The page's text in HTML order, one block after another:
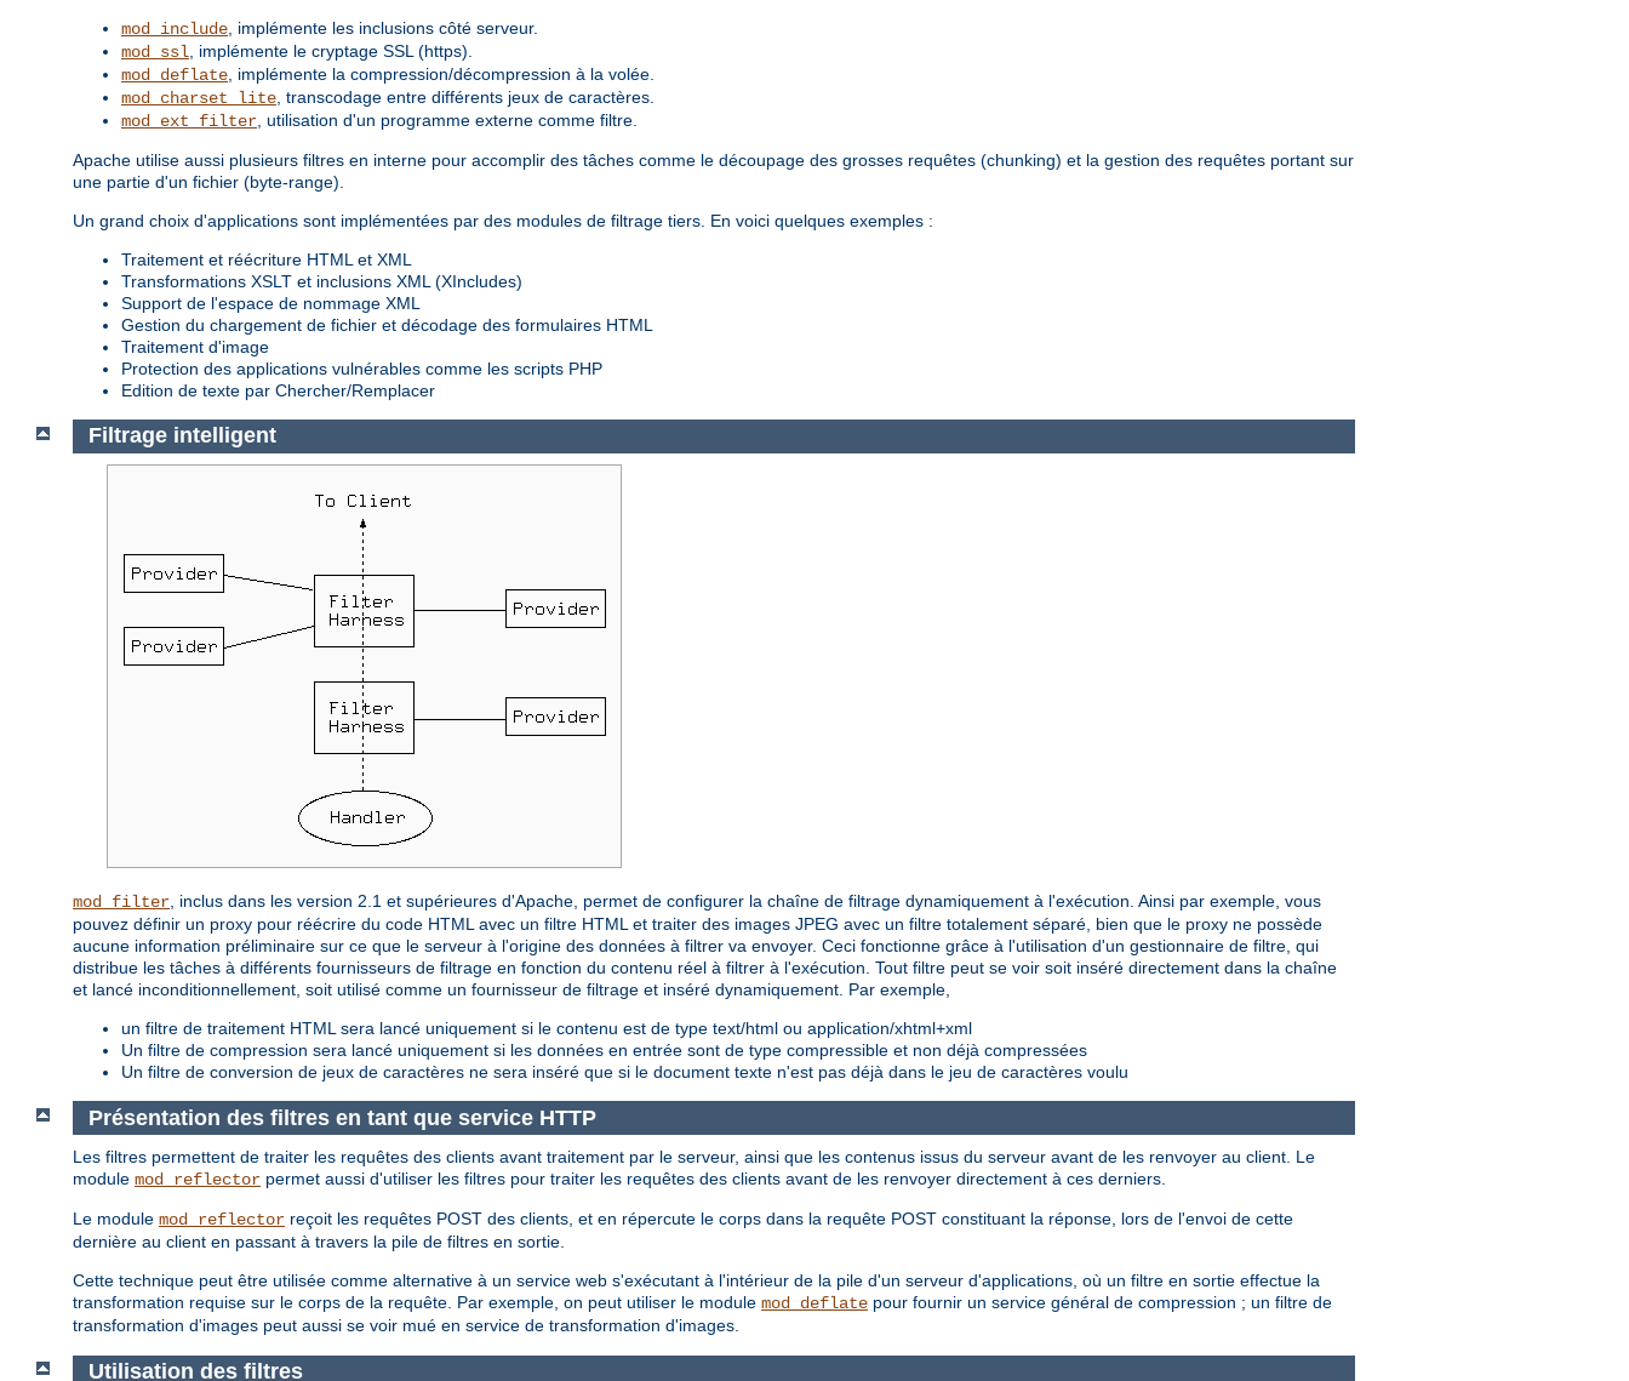
mod_include , implémente les inclusions côté serveur.
mod_ssl , implémente le cryptage SSL (https).
mod_deflate , implémente la compression/décompression à la volée.
mod_charset_lite , transcodage entre différents jeux de caractères.
mod_ext_filter , utilisation d'un programme externe comme filtre.
Apache utilise aussi plusieurs filtres en interne pour accomplir des tâches comme le découpage des grosses requêtes (chunking) et la gestion des requêtes portant sur
une partie d'un fichier (byte-range).
Un grand choix d'applications sont implémentées par des modules de filtrage tiers. En voici quelques exemples :
Traitement et réécriture HTML et XML
Transformations XSLT et inclusions XML (XIncludes)
Support de l'espace de nommage XML
Gestion du chargement de fichier et décodage des formulaires HTML
Traitement d'image
Protection des applications vulnérables comme les scripts PHP
Edition de texte par Chercher/Remplacer
Filtrage intelligent
mod_filter , inclus dans les version 2.1 et supérieures d'Apache, permet de configurer la chaîne de filtrage dynamiquement à l'exécution. Ainsi par exemple, vous
pouvez définir un proxy pour réécrire du code HTML avec un filtre HTML et traiter des images JPEG avec un filtre totalement séparé, bien que le proxy ne possède
aucune information préliminaire sur ce que le serveur à l'origine des données à filtrer va envoyer. Ceci fonctionne grâce à l'utilisation d'un gestionnaire de filtre, qui
distribue les tâches à différents fournisseurs de filtrage en fonction du contenu réel à filtrer à l'exécution. Tout filtre peut se voir soit inséré directement dans la chaîne
et lancé inconditionnellement, soit utilisé comme un fournisseur de filtrage et inséré dynamiquement. Par exemple,
un filtre de traitement HTML sera lancé uniquement si le contenu est de type text/html ou application/xhtml+xml
Un filtre de compression sera lancé uniquement si les données en entrée sont de type compressible et non déjà compressées
Un filtre de conversion de jeux de caractères ne sera inséré que si le document texte n'est pas déjà dans le jeu de caractères voulu
Présentation des filtres en tant que service HTTP
Les filtres permettent de traiter les requêtes des clients avant traitement par le serveur, ainsi que les contenus issus du serveur avant de les renvoyer au client. Le
module mod_reflector permet aussi d'utiliser les filtres pour traiter les requêtes des clients avant de les renvoyer directement à ces derniers.
Le module mod_reflector reçoit les requêtes POST des clients, et en répercute le corps dans la requête POST constituant la réponse, lors de l'envoi de cette
dernière au client en passant à travers la pile de filtres en sortie.
Cette technique peut être utilisée comme alternative à un service web s'exécutant à l'intérieur de la pile d'un serveur d'applications, où un filtre en sortie effectue la
transformation requise sur le corps de la requête. Par exemple, on peut utiliser le module mod_deflate pour fournir un service général de compression ; un filtre de
transformation d'images peut aussi se voir mué en service de transformation d'images.
Utilisation des filtres